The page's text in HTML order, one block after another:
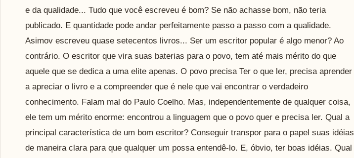
e da qualidade... Tudo que você escreveu é bom? Se não achasse bom, não teria
publicado. E quantidade pode andar perfeitamente passo a passo com a qualidade.
Asimov escreveu quase setecentos livros... Ser um escritor popular é algo menor? Ao
contrário. O escritor que vira suas baterias para o povo, tem até mais mérito do que
aquele que se dedica a uma elite apenas. O povo precisa Ter o que ler, precisa aprender
a apreciar o livro e a compreender que é nele que vai encontrar o verdadeiro
conhecimento. Falam mal do Paulo Coelho. Mas, independentemente de qualquer coisa,
ele tem um mérito enorme: encontrou a linguagem que o povo quer e precisa ler. Qual a
principal característica de um bom escritor? Conseguir transpor para o papel suas idéias
de maneira clara para que qualquer um possa entendê-lo. E, óbvio, ter boas idéias. Qual